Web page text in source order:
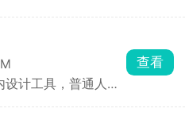
、地点、天气等水
。适合现场打卡、工
设计工具，普通人不
查看